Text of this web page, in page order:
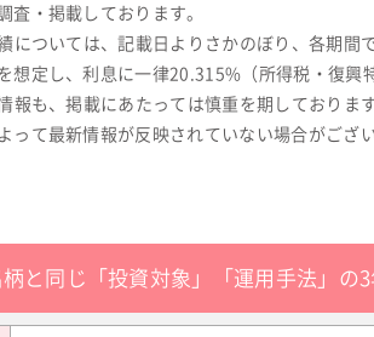
査・掲載しております。
については、記載日よりさかのぼり、各期
想定し、利息に一律20.315%（所得税・復興
報も、掲載にあたっては慎重を期しており
って最新情報が反映されていない場合がござ
柄と同じ「投資対象」「運用手法」の